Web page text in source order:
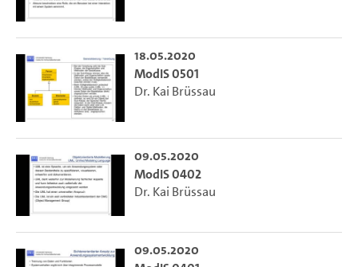
18.05.2020
ModIS 0501
Dr. Kai Brüssau
09.05.2020
ModIS 0402
Dr. Kai Brüssau
09.05.2020